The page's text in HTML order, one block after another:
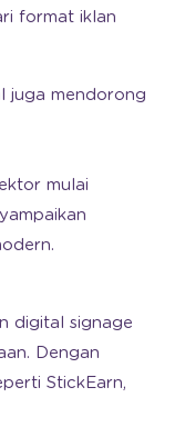
format iklan
juga mendorong
mulai
digital signage
Dengan
StickEarn,